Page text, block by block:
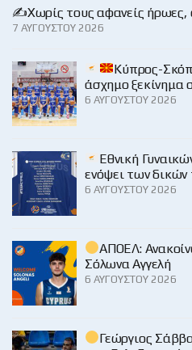
✍️Χωρίς τους αφανείς ήρωες,
7 ΑΥΓΟΎΣΤΟΥ 2026
Κύπρος-
άσχημο ξεκίνημα
6 ΑΥΓΟΎΣΤΟΥ 2026
Εθνική
ενόψει των
6 ΑΥΓΟΎΣΤΟΥ 2026
ΑΠΟΕΛ:
Σόλωνα Αγγελή
6 ΑΥΓΟΎΣΤΟΥ 2026
Γεώργιος